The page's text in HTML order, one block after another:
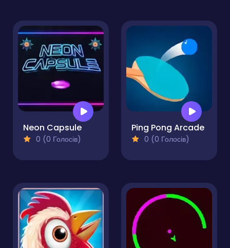
Neon Capsule
0 (0 Голосів)
Ping Pong Arcade
0 (0 Голосів)